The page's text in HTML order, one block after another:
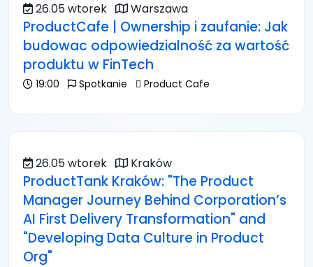
26.05 wtorek Warszawa
ProductCafe | Ownership i zaufanie: Jak
budowac odpowiedzialność za wartość
produktu w FinTech
19:00 Spotkanie Product Cafe
26.05 wtorek Kraków
ProductTank Kraków: "The Product
Manager Journey Behind Corporation’s
AI First Delivery Transformation" and
"Developing Data Culture in Product
Org"